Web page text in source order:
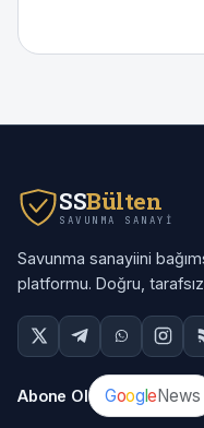
SSBülten
SAVUNMA SANAYI
Savunma sanayiini
platformu. Doğru,
Abone Ol GoogleNews